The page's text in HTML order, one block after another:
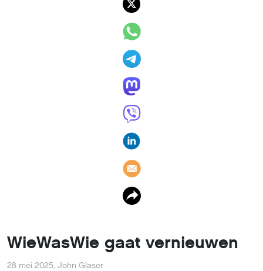
WieWasWie gaat vernieuwen
28 mei 2025, John Glaser